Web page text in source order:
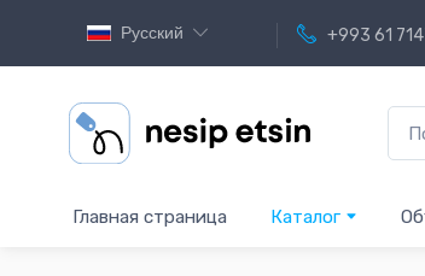
Русский +993 61
Главная страница Каталог